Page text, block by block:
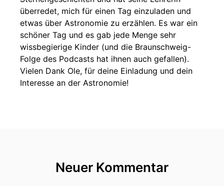
überredet, mich für einen Tag einzuladen und
etwas über Astronomie zu erzählen. Es war ein
schöner Tag und es gab jede Menge sehr
wissbegierige Kinder (und die Braunschweig-
Folge des Podcasts hat ihnen auch gefallen).
Vielen Dank Ole, für deine Einladung und dein
Interesse an der Astronomie!
Neuer Kommentar